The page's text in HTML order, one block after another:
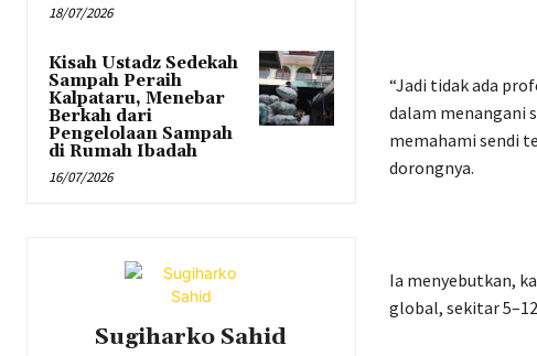
18/07/2026
Kisah Ustadz Sedekah
Sampah Peraih
Kalpataru, Menebar
Berkah dari
Pengelolaan Sampah
di Rumah Ibadah
16/07/2026
Sugiharko Sahid
“Jadi tidak ada
dalam menangani
memahami sendi
dorongnya.
Ia menyebutkan,
global, sekitar